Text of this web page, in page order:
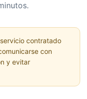
contratado
con
y evitar